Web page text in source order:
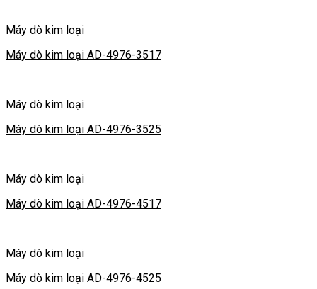
Máy dò kim loại
Máy dò kim loại AD-4976-3517
Máy dò kim loại
Máy dò kim loại AD-4976-3525
Máy dò kim loại
Máy dò kim loại AD-4976-4517
Máy dò kim loại
Máy dò kim loại AD-4976-4525